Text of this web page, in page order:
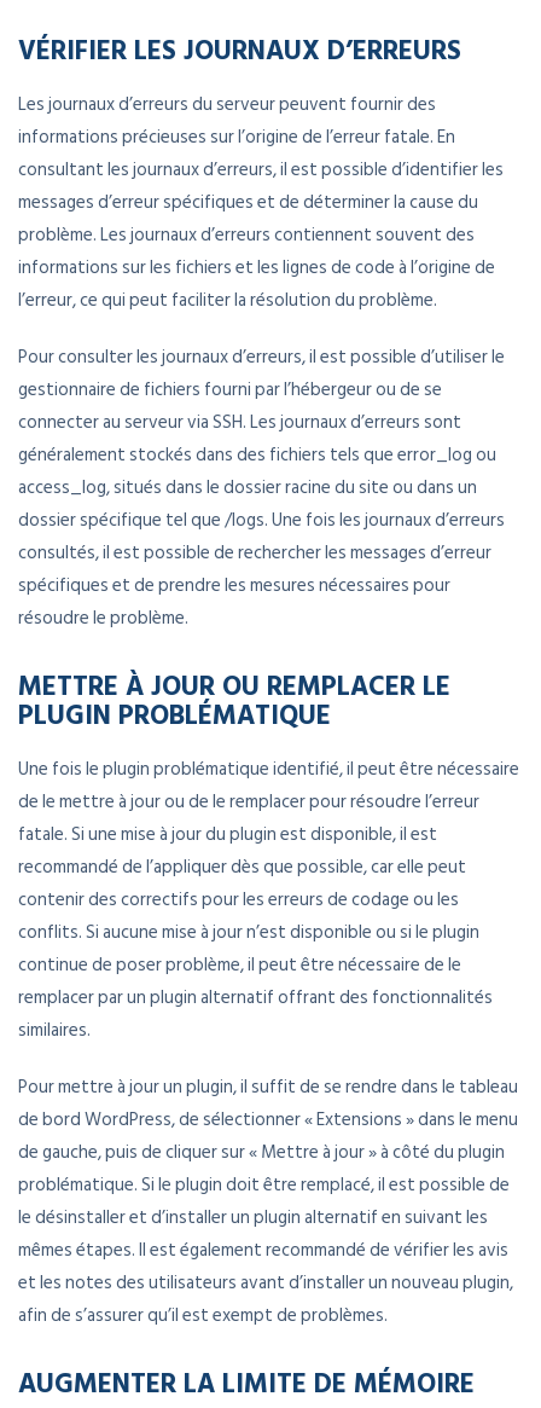
VÉRIFIER LES JOURNAUX D’ERREURS
Les journaux d’erreurs du serveur peuvent fournir des
informations précieuses sur l’origine de l’erreur fatale. En
consultant les journaux d’erreurs, il est possible d’identifier les
messages d’erreur spécifiques et de déterminer la cause du
problème. Les journaux d’erreurs contiennent souvent des
informations sur les fichiers et les lignes de code à l’origine de
l’erreur, ce qui peut faciliter la résolution du problème.
Pour consulter les journaux d’erreurs, il est possible d’utiliser le
gestionnaire de fichiers fourni par l’hébergeur ou de se
connecter au serveur via SSH. Les journaux d’erreurs sont
généralement stockés dans des fichiers tels que error_log ou
access_log, situés dans le dossier racine du site ou dans un
dossier spécifique tel que /logs. Une fois les journaux d’erreurs
consultés, il est possible de rechercher les messages d’erreur
spécifiques et de prendre les mesures nécessaires pour
résoudre le problème.
METTRE À JOUR OU REMPLACER LE
PLUGIN PROBLÉMATIQUE
Une fois le plugin problématique identifié, il peut être nécessaire
de le mettre à jour ou de le remplacer pour résoudre l’erreur
fatale. Si une mise à jour du plugin est disponible, il est
recommandé de l’appliquer dès que possible, car elle peut
contenir des correctifs pour les erreurs de codage ou les
conflits. Si aucune mise à jour n’est disponible ou si le plugin
continue de poser problème, il peut être nécessaire de le
remplacer par un plugin alternatif offrant des fonctionnalités
similaires.
Pour mettre à jour un plugin, il suffit de se rendre dans le tableau
de bord WordPress, de sélectionner « Extensions » dans le menu
de gauche, puis de cliquer sur « Mettre à jour » à côté du plugin
problématique. Si le plugin doit être remplacé, il est possible de
le désinstaller et d’installer un plugin alternatif en suivant les
mêmes étapes. Il est également recommandé de vérifier les avis
et les notes des utilisateurs avant d’installer un nouveau plugin,
afin de s’assurer qu’il est exempt de problèmes.
AUGMENTER LA LIMITE DE MÉMOIRE